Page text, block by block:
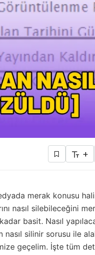
+
merak konusu
nasıl silebileceğini
basit. Nasıl
silinir sorusu ile
geçelim. İşte tüm